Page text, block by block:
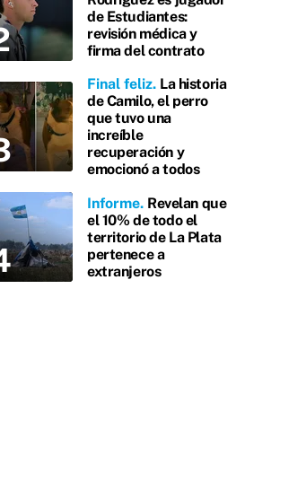
de Estudiantes:
revisión médica y
firma del contrato
Final feliz La historia
de Camilo, el perro
que tuvo una
increíble
recuperación y
emocionó a todos
Informe Revelan que
el 10% de todo el
territorio de La Plata
pertenece a
extranjeros